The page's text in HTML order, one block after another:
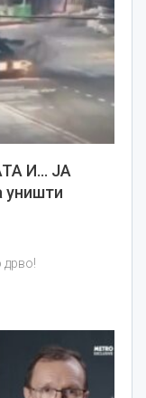
И… ЈА
уништи
дрво!